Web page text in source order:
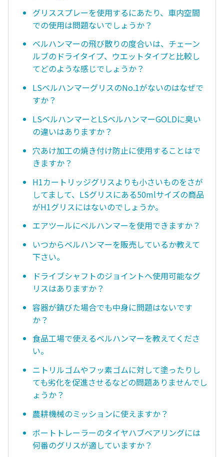
グリススプレーを使用するにあたり、車内空間
での使用は問題ないでしょうか？
ベルハンマーの飛び散りの度合いは、チェーン
ルブのドライタイプ、ウエットタイプと比較し
てどのような感じでしょうか？
LSベルハンマーグリスのNo.1がないのはなぜで
すか？
LSベルハンマーとLSベルハンマーGOLDに臭い
の違いはありますか？
穴あけ加工の焼き付け防止に使用することはで
きますか？
H1カートリッジグリスよりも小さいものをさが
してまして、LSグリスにある50mlサイズの商品
がH1グリスにはないのでしょうか。
エアツールにベルハンマーを使用できますか？
いつからベルハンマーを販売しているか教えて
下さい。
ドライブシャフトのジョイントへ使用可能なグ
リスはありますか？
容器が錆びた場合でも中身に問題はないです
か？
食品工場で使えるベルハンマーを教えてくださ
い。
ニトリルゴムやフッ素ゴムに対して塗ったりし
ても劣化を促進させるなどの問題ありませんでし
ょうか？
農耕機械のミッションに使えますか？
ボートトレーラーのタイヤハブベアリングには
何番のグリスが適していますか？